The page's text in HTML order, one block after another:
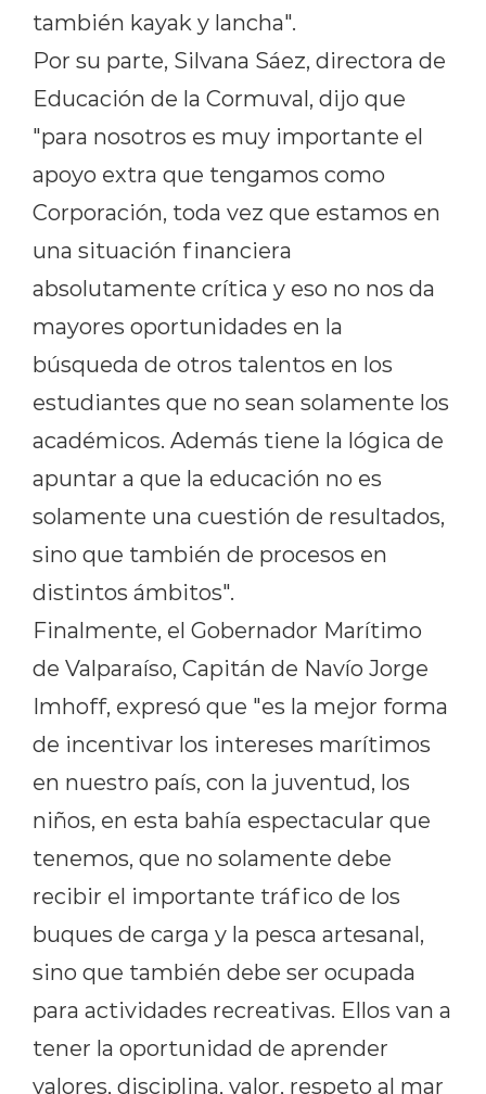
también kayak y lancha".
Por su parte, Silvana Sáez, directora de
Educación de la Cormuval, dijo que
"para nosotros es muy importante el
apoyo extra que tengamos como
Corporación, toda vez que estamos en
una situación financiera
absolutamente crítica y eso no nos da
mayores oportunidades en la
búsqueda de otros talentos en los
estudiantes que no sean solamente los
académicos. Además tiene la lógica de
apuntar a que la educación no es
solamente una cuestión de resultados,
sino que también de procesos en
distintos ámbitos".
Finalmente, el Gobernador Marítimo
de Valparaíso, Capitán de Navío Jorge
Imhoff, expresó que "es la mejor forma
de incentivar los intereses marítimos
en nuestro país, con la juventud, los
niños, en esta bahía espectacular que
tenemos, que no solamente debe
recibir el importante tráfico de los
buques de carga y la pesca artesanal,
sino que también debe ser ocupada
para actividades recreativas. Ellos van a
tener la oportunidad de aprender
valores, disciplina, valor, respeto al mar